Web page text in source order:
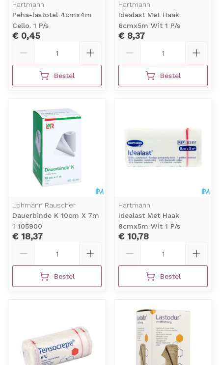
Hartmann
Peha-lastotel 4cmx4m
Cello. 1 P/s
€ 0,45
Bestel
Hartmann
Idealast Met Haak
6cmx5m Wit 1 P/s
€ 8,37
Bestel
Lohmann Rauscher
Dauerbinde K 10cm X 7m
1 105900
€ 18,37
Bestel
Hartmann
Idealast Met Haak
8cmx5m Wit 1 P/s
€ 10,78
Bestel